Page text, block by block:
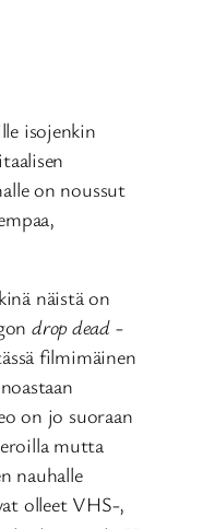
isojenkin
on noussut
näistä on
drop dead -
filmimäinen
on jo suoraan
mutta
nauhalle
olleet VHS-,